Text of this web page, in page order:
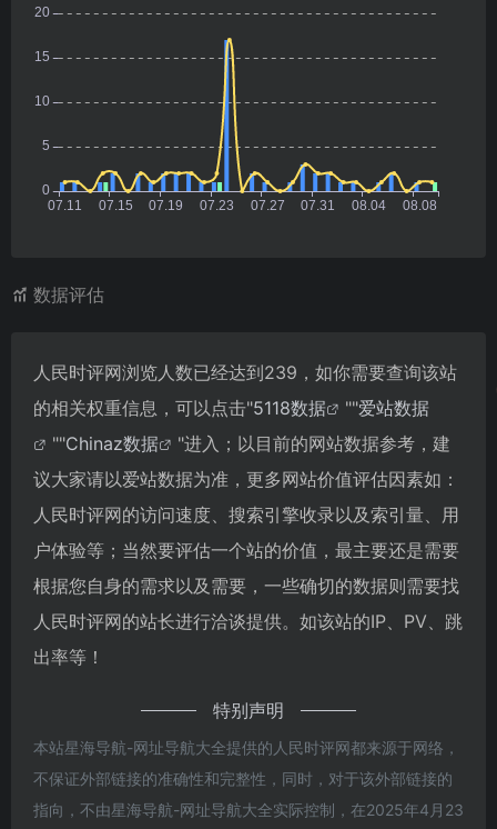
数据评估
人民时评网浏览人数已经达到239，如你需要查询该站
的相关权重信息，可以点击"5118数据 ""爱站数据
""Chinaz数据
"进入；以目前的网站数据参考，建
议大家请以爱站数据为准，更多网站价值评估因素如：
人民时评网的访问速度、搜索引擎收录以及索引量、用
户体验等；当然要评估一个站的价值，最主要还是需要
根据您自身的需求以及需要，一些确切的数据则需要找
人民时评网的站长进行洽谈提供。如该站的IP、PV、跳
出率等！
特别声明
本站星海导航-网址导航大全提供的人民时评网都来源于网络，
不保证外部链接的准确性和完整性，同时，对于该外部链接的
指向，不由星海导航-网址导航大全实际控制，在2025年4月23